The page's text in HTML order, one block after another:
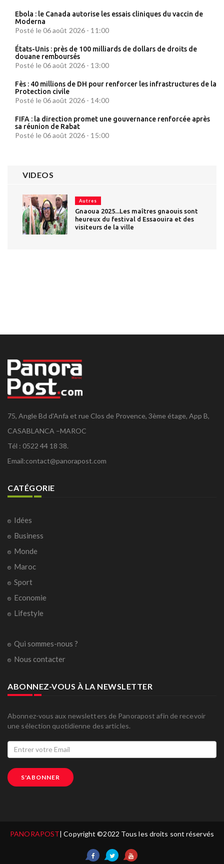
Ebola : le Canada autorise les essais cliniques du vaccin de
Moderna
Posté le 06 août 2026 - 11:00
États-Unis : près de 100 milliards de dollars de droits de
douane remboursés
Posté le 06 août 2026 - 13:00
Fès : 40 millions de DH pour renforcer les infrastructures de la
Protection civile
Posté le 06 août 2026 - 14:00
FIFA : la direction promet une gouvernance renforcée après
sa réunion de Rabat
Posté le 06 août 2026 - 15:00
VIDEOS
Autres
Gnaoua 2025...Les maîtres gnaouis sont
heureux du festival d Essaouira et des
visiteurs de la ville
75, Angle Bd d'Anfa et rue Clos de Provence, 3ème étage, App B,
CASABLANCA –MAROC
Tél : 0522 44 18 38.
Email:contact@panorapost.com
CATÉGORIE
Idées
Business
Monde
Maroc
Sport
Economie
Lifestyle
Qui sommes-nous ?
Nous contacter
ABONNEZ-VOUS À LA NEWSLETTER
Abonnez-vous aux newsletters de Panorapost afin de recevoir
une sélection quotidienne des articles.
S'ABONNER
PANORAPOST| Copyright ©2022 Tous les droits sont réservés